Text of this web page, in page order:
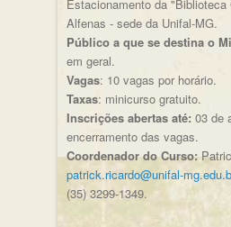
Estacionamento da
Alfenas - sede da Unifal-MG.
Público a que se destina o
em geral.
Vagas: 10 vagas por horário.
Taxas: minicurso gratuito.
Inscrições abertas até: 03 de
encerramento das vagas.
Coordenador do Curso:
patrick.ricardo@unifal-
(35) 3299-1349.